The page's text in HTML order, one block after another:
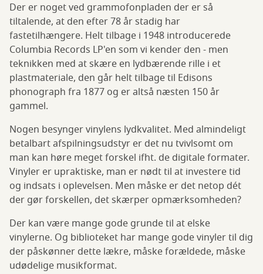
Der er noget ved grammofonpladen der er så
tiltalende, at den efter 78 år stadig har
fastetilhængere. Helt tilbage i 1948 introducerede
Columbia Records LP'en som vi kender den - men
teknikken med at skære en lydbærende rille i et
plastmateriale, den går helt tilbage til Edisons
phonograph fra 1877 og er altså næsten 150 år
gammel.
Nogen besynger vinylens lydkvalitet. Med almindeligt
betalbart afspilningsudstyr er det nu tvivlsomt om
man kan høre meget forskel ifht. de digitale formater.
Vinyler er upraktiske, man er nødt til at investere tid
og indsats i oplevelsen. Men måske er det netop dét
der gør forskellen, det skærper opmærksomheden?
Der kan være mange gode grunde til at elske
vinylerne. Og biblioteket har mange gode vinyler til dig
der påskønner dette lækre, måske forældede, måske
udødelige musikformat.